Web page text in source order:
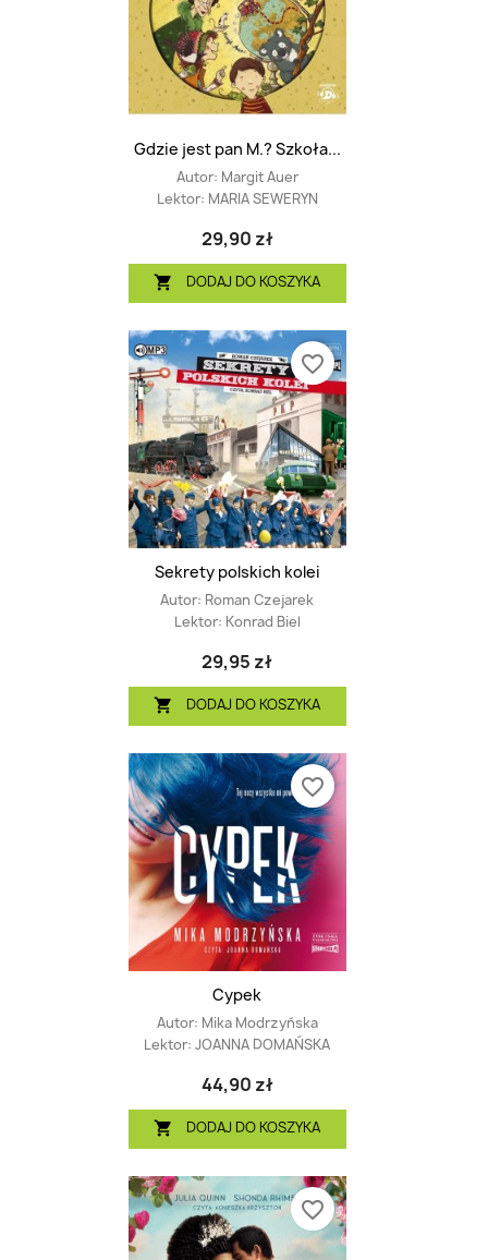
Gdzie jest pan M.? Szkoła...
Autor: Margit Auer
Lektor: MARIA SEWERYN
29,90 zł
 DODAJ DO KOSZYKA
Sekrety polskich kolei
Autor: Roman Czejarek
Lektor: Konrad Biel
29,95 zł
 DODAJ DO KOSZYKA
favorite_border
Cypek
Autor: Mika Modrzyńska
Lektor: JOANNA DOMAŃSKA
44,90 zł
 DODAJ DO KOSZYKA
favorite_border
favorite_border